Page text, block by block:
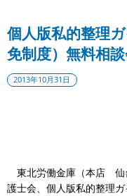
個人版私的整理
免制度）無料相
2013年10月31日
東北労働金庫（本店
護士会、個人版私的整理